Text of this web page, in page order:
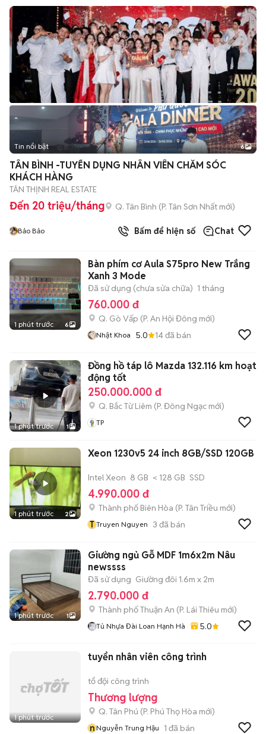
+2
Tin nổi bật 6
TÂN BÌNH -TUYỂN DỤNG NHÂN VIÊN CHĂM SÓC
KHÁCH HÀNG
TÂN THỊNH REAL ESTATE
Đến 20 triệu/tháng Q. Tân Bình (P. Tân Sơn Nhất mới)
Bảo Bảo Bấm để hiện số Chat
1 phút trước 6
Bàn phím cơ Aula S75pro New Trắng
Xanh 3 Mode
Đã sử dụng (chưa sửa chữa) 1 tháng
760.000 đ
Q. Gò Vấp (P. An Hội Đông mới)
Nhật Khoa 5.0 14đã bán
1 phút trước 1
Đồng hồ táp lô Mazda 132.116 km hoạt
động tốt
250.000.000 đ
Q. Bắc Từ Liêm (P. Đông Ngạc mới)
TP
1 phút trước 2
Xeon 1230v5 24 inch 8GB/SSD 120GB
Intel Xeon 8 GB < 128 GB SSD
4.990.000 đ
Thành phố Biên Hòa (P. Tân Triều mới)
T Truyen Nguyen 3 đã bán
1 phút trước 1
Giường ngủ Gỗ MDF 1m6x2m Nâu
newssss
Đã sử dụng Giường đôi 1.6m x 2m
2.790.000 đ
Thành phố Thuận An (P. Lái Thiêu mới)
Tủ Nhựa Đài Loan Hạnh Hà 5.0
1 phút trước
tuyển nhân viên công trình
tổ đội công trình
Thương lượng
Q. Tân Phú (P. Phú Thọ Hòa mới)
nNguyễn Trung Hậu 1 đã bán